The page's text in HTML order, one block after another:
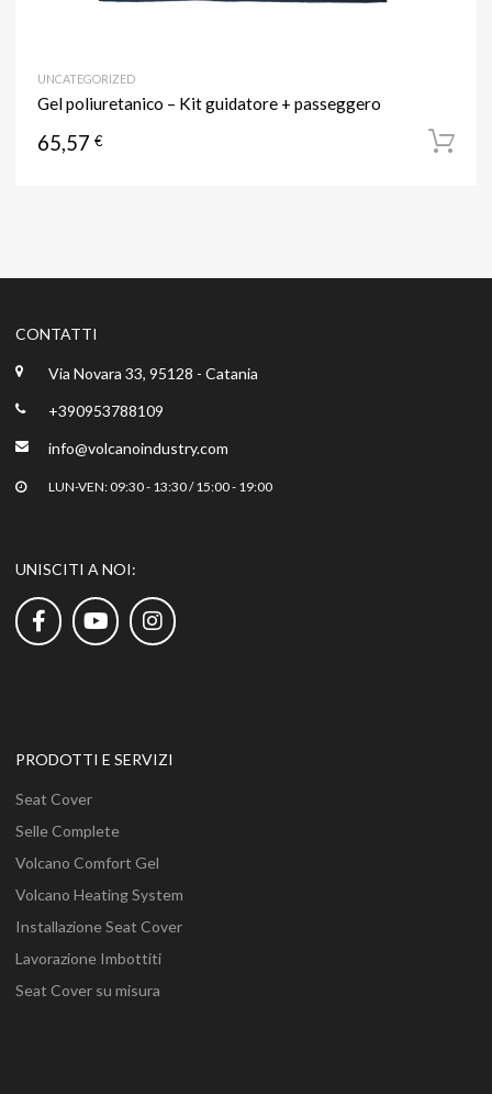
UNCATEGORIZED
Gel poliuretanico – Kit guidatore + passeggero
65,57 €
CONTATTI
Via Novara 33, 95128 - Catania
+390953788109
info@volcanoindustry.com
LUN-VEN: 09:30 - 13:30 / 15:00 - 19:00
UNISCITI A NOI:
PRODOTTI E SERVIZI
Seat Cover
Selle Complete
Volcano Comfort Gel
Volcano Heating System
Installazione Seat Cover
Lavorazione Imbottiti
Seat Cover su misura